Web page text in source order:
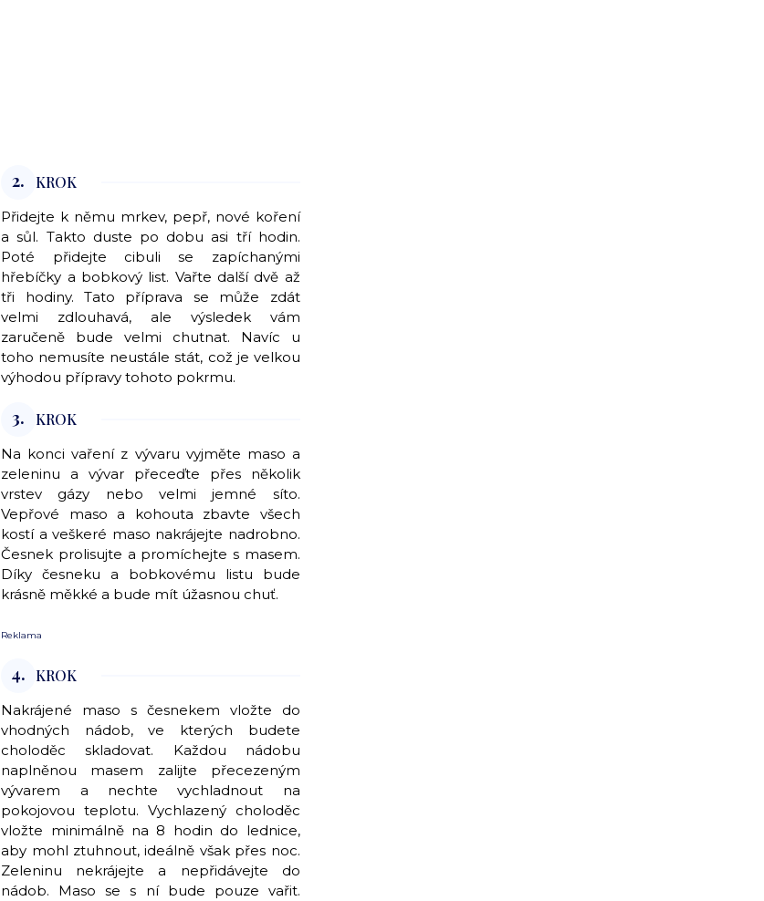
2. KROK
Přidejte k němu mrkev, pepř, nové koření
a sůl. Takto duste po dobu asi tří hodin.
Poté přidejte cibuli se zapíchanými
hřebíčky a bobkový list. Vařte další dvě až
tři hodiny. Tato příprava se může zdát
velmi zdlouhavá, ale výsledek vám
zaručeně bude velmi chutnat. Navíc u
toho nemusíte neustále stát, což je velkou
výhodou přípravy tohoto pokrmu.
3. KROK
Na konci vaření z vývaru vyjměte maso a
zeleninu a vývar přeceďte přes několik
vrstev gázy nebo velmi jemné síto.
Vepřové maso a kohouta zbavte všech
kostí a veškeré maso nakrájejte nadrobno.
Česnek prolisujte a promíchejte s masem.
Díky česneku a bobkovému listu bude
krásně měkké a bude mít úžasnou chuť.
Reklama
4. KROK
Nakrájené maso s česnekem vložte do
vhodných nádob, ve kterých budete
choloděc skladovat. Každou nádobu
naplněnou masem zalijte přecezeným
vývarem a nechte vychladnout na
pokojovou teplotu. Vychlazený choloděc
vložte minimálně na 8 hodin do lednice,
aby mohl ztuhnout, ideálně však přes noc.
Zeleninu nekrájejte a nepřidávejte do
nádob. Maso se s ní bude pouze vařit.